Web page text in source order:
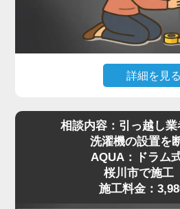
詳細を見る
される方が増えていますが、
体が非常に重く、自力での移
と感じる方も多いようです。
入や、わずかな段差の乗り越
作業などは、専門知識がない
相談内容：引っ越し
洗濯機の設置を
AQUA：ドラム
桜川市で施
施工料金：